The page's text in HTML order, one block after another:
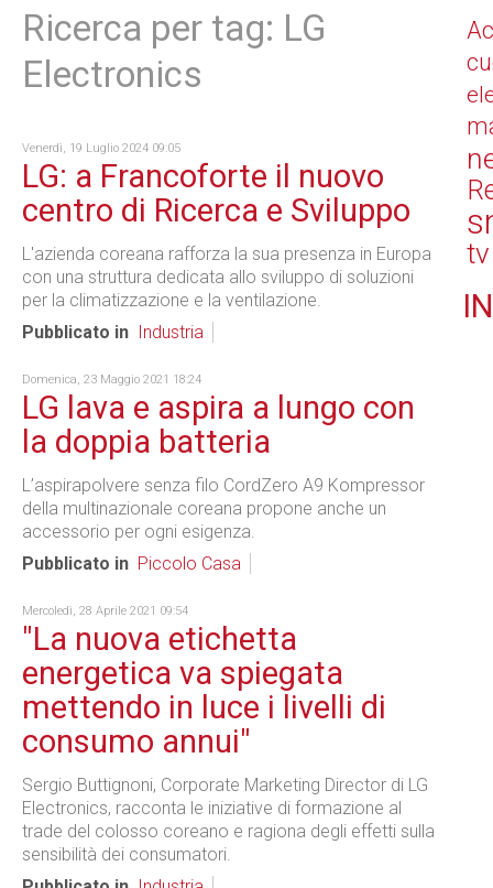
Ricerca per tag: LG
Electronics
Venerdì, 19 Luglio 2024 09:05
LG: a Francoforte il nuovo
centro di Ricerca e Sviluppo
L'azienda coreana rafforza la sua presenza in Europa
con una struttura dedicata allo sviluppo di soluzioni
per la climatizzazione e la ventilazione.
Pubblicato in
Industria
Domenica, 23 Maggio 2021 18:24
LG lava e aspira a lungo con
la doppia batteria
L’aspirapolvere senza filo CordZero A9 Kompressor
della multinazionale coreana propone anche un
accessorio per ogni esigenza.
Pubblicato in Piccolo Casa
Mercoledì, 28 Aprile 2021 09:54
"La nuova etichetta
energetica va spiegata
mettendo in luce i livelli di
consumo annui"
Sergio Buttignoni, Corporate Marketing Director di LG
Electronics, racconta le iniziative di formazione al
trade del colosso coreano e ragiona degli effetti sulla
sensibilità dei consumatori.
tv
IN